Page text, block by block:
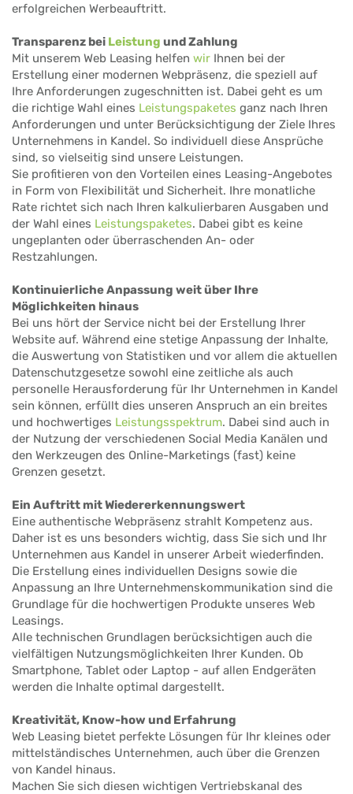
erfolgreichen Werbeauftritt.
Transparenz bei Leistung und Zahlung
Mit unserem Web Leasing helfen wir Ihnen bei der
Erstellung einer modernen Webpräsenz, die speziell auf
Ihre Anforderungen zugeschnitten ist. Dabei geht es um
die richtige Wahl eines Leistungspaketes ganz nach Ihren
Anforderungen und unter Berücksichtigung der Ziele Ihres
Unternehmens in Kandel. So individuell diese Ansprüche
sind, so vielseitig sind unsere Leistungen.
Sie profitieren von den Vorteilen eines Leasing-Angebotes
in Form von Flexibilität und Sicherheit. Ihre monatliche
Rate richtet sich nach Ihren kalkulierbaren Ausgaben und
der Wahl eines Leistungspaketes. Dabei gibt es keine
ungeplanten oder überraschenden An- oder
Restzahlungen.
Kontinuierliche Anpassung weit über Ihre
Möglichkeiten hinaus
Bei uns hört der Service nicht bei der Erstellung Ihrer
Website auf. Während eine stetige Anpassung der Inhalte,
die Auswertung von Statistiken und vor allem die aktuellen
Datenschutzgesetze sowohl eine zeitliche als auch
personelle Herausforderung für Ihr Unternehmen in Kandel
sein können, erfüllt dies unseren Anspruch an ein breites
und hochwertiges Leistungsspektrum. Dabei sind auch in
der Nutzung der verschiedenen Social Media Kanälen und
den Werkzeugen des Online-Marketings (fast) keine
Grenzen gesetzt.
Ein Auftritt mit Wiedererkennungswert
Eine authentische Webpräsenz strahlt Kompetenz aus.
Daher ist es uns besonders wichtig, dass Sie sich und Ihr
Unternehmen aus Kandel in unserer Arbeit wiederfinden.
Die Erstellung eines individuellen Designs sowie die
Anpassung an Ihre Unternehmenskommunikation sind die
Grundlage für die hochwertigen Produkte unseres Web
Leasings.
Alle technischen Grundlagen berücksichtigen auch die
vielfältigen Nutzungsmöglichkeiten Ihrer Kunden. Ob
Smartphone, Tablet oder Laptop - auf allen Endgeräten
werden die Inhalte optimal dargestellt.
Kreativität, Know-how und Erfahrung
Web Leasing bietet perfekte Lösungen für Ihr kleines oder
mittelständisches Unternehmen, auch über die Grenzen
von Kandel hinaus.
Machen Sie sich diesen wichtigen Vertriebskanal des